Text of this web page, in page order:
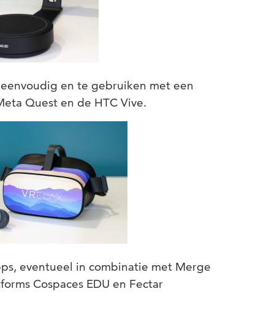
en te gebruiken met een
Quest en de HTC Vive.
eventueel in combinatie met Merge
Cospaces EDU en Fectar